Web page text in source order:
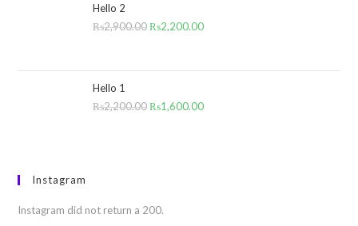
Hello 2
₨2,900.00 ₨2,200.00
Hello 1
₨2,200.00 ₨1,600.00
Instagram
Instagram did not return a 200.